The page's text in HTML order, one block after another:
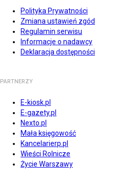
Polityka Prywatności
Zmiana ustawień zgód
Regulamin serwisu
Informacje o nadawcy
Deklaracja dostępności
PARTNERZY
E-kiosk.pl
E-gazety.pl
Nexto.pl
Mała księgowość
Kancelarierp.pl
Wieści Rolnicze
Życie Warszawy